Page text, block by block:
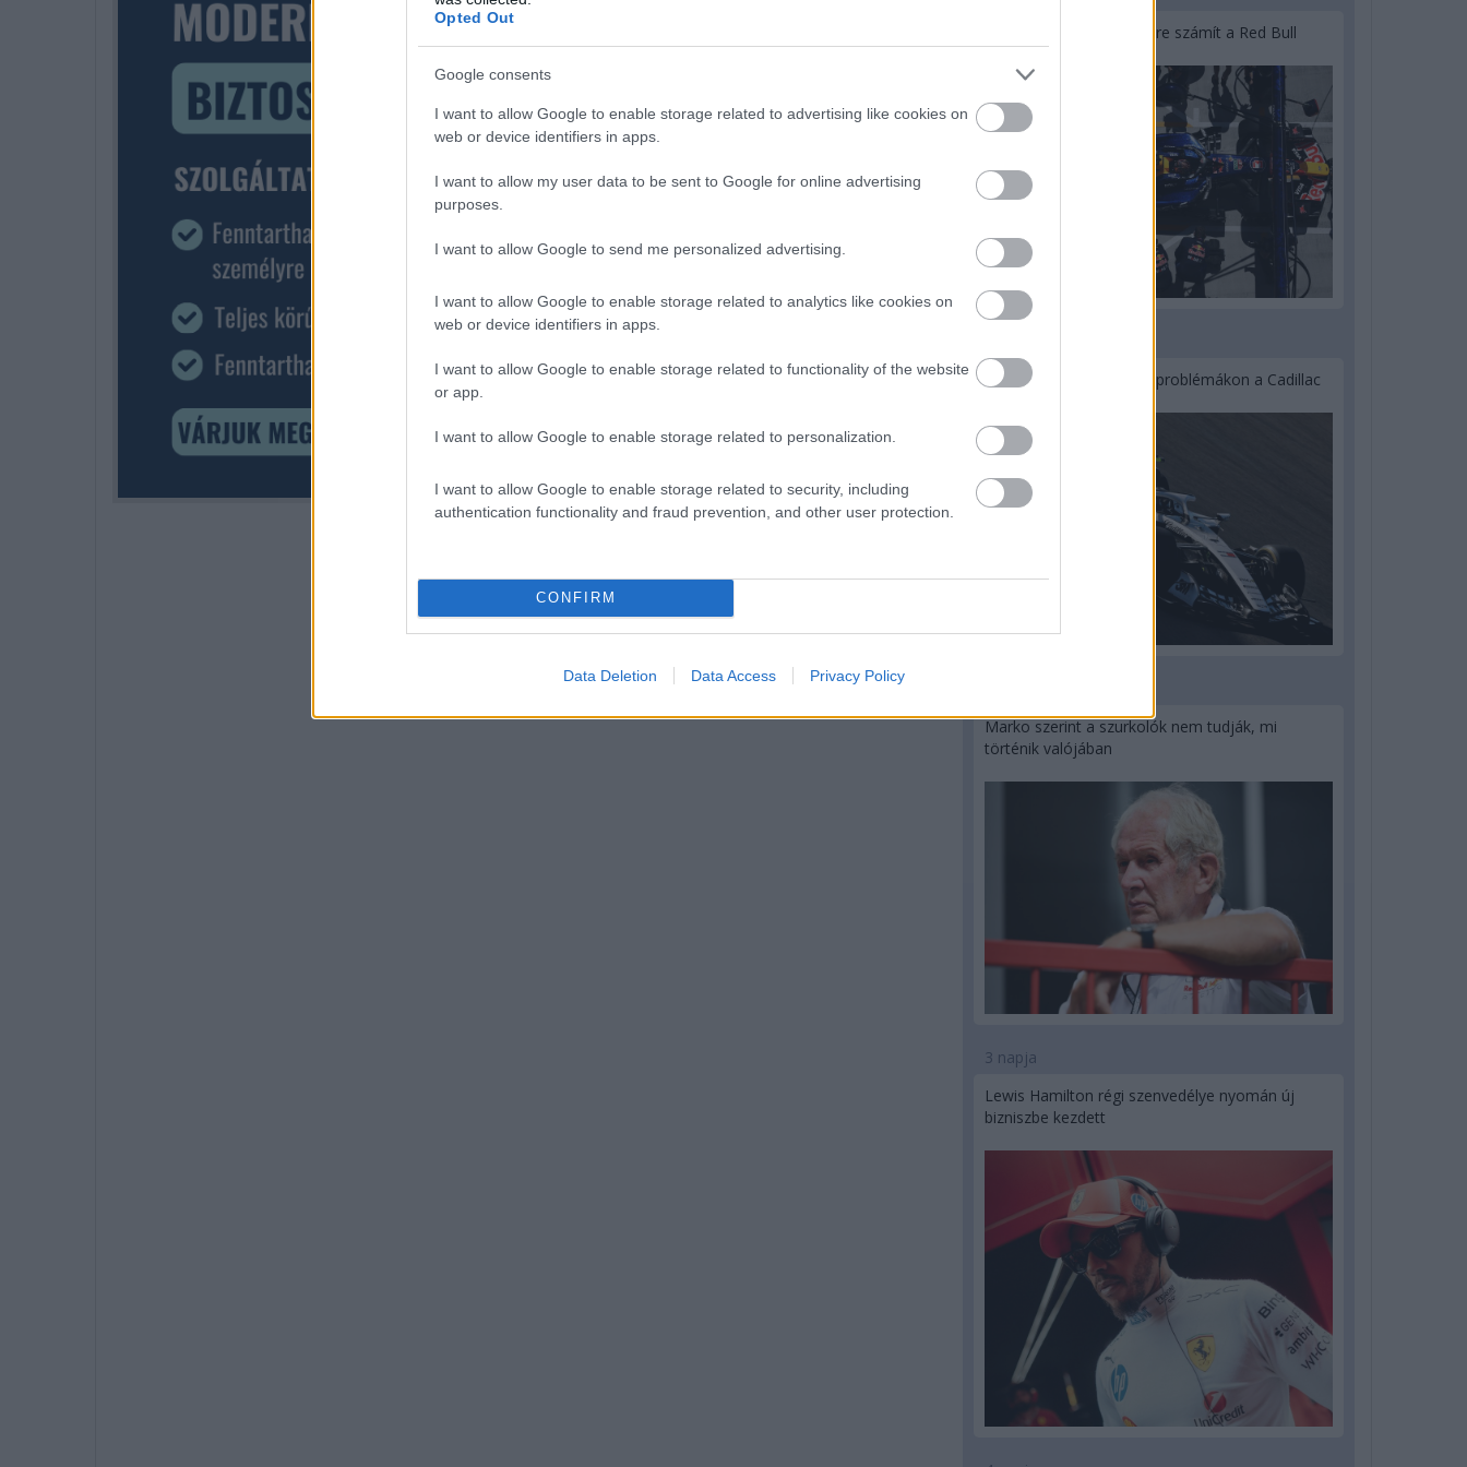
Opted Out
Google consents
I want to allow Google to enable storage related to advertising like cookies on
web or device identifiers in apps.
I want to allow my user data to be sent to Google for online advertising
purposes.
I want to allow Google to send me personalized advertising.
I want to allow Google to enable storage related to analytics like cookies on
web or device identifiers in apps.
I want to allow Google to enable storage related to functionality of the website
or app.
I want to allow Google to enable storage related to personalization.
I want to allow Google to enable storage related to security, including
authentication functionality and fraud prevention, and other user protection.
CONFIRM
Data Deletion Data Access Privacy Policy
Lassuló fejlesztési ütemre számít a Red Bull
Nem tud úrrá lenni a fékproblémákon a Cadillac
Marko szerint a szurkolók nem tudják, mi
történik valójában
3 napja
Lewis Hamilton régi szenvedélye nyomán új
bizniszbe kezdett